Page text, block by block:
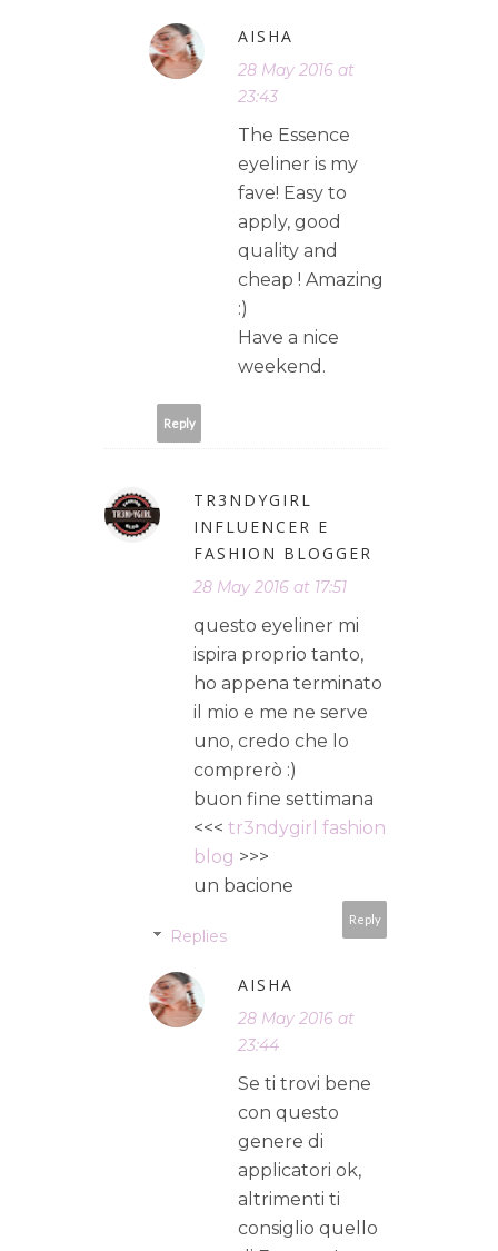
AISHA
28 May 2016 at
23:43
The Essence
eyeliner is my
fave! Easy to
apply, good
quality and
cheap ! Amazing
:)
Have a nice
weekend.
Reply
TR3NDYGIRL
INFLUENCER E
FASHION BLOGGER
28 May 2016 at 17:51
questo eyeliner mi
ispira proprio tanto,
ho appena terminato
il mio e me ne serve
uno, credo che lo
comprerò :)
buon fine settimana
<<< tr3ndygirl fashion
blog >>>
un bacione
Reply
Replies
AISHA
28 May 2016 at
23:44
Se ti trovi bene
con questo
genere di
applicatori ok,
altrimenti ti
consiglio quello